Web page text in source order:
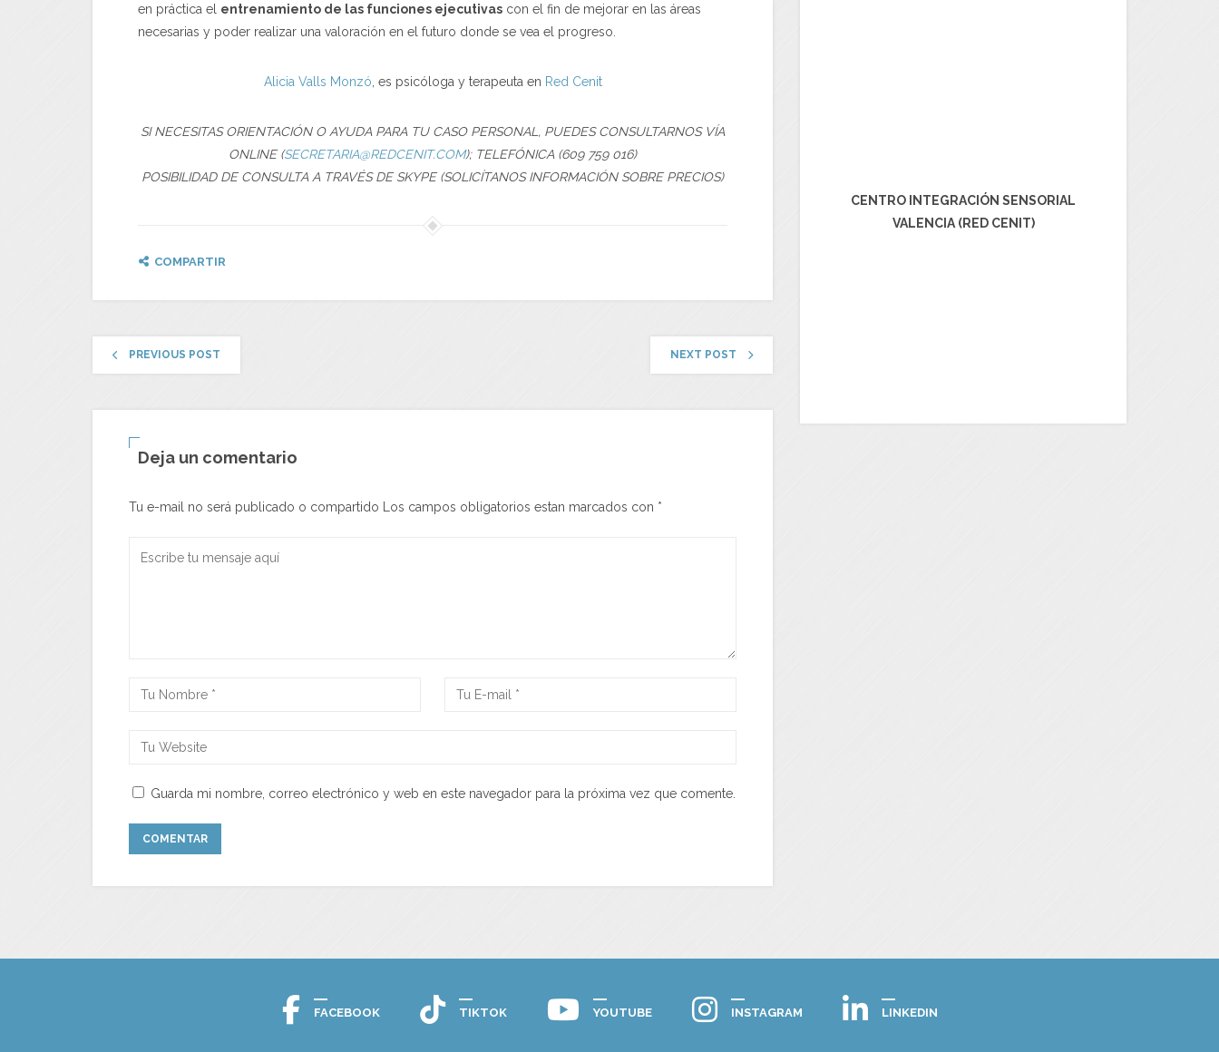
en práctica el entrenamiento de las funciones ejecutivas con el fin de mejorar en las áreas
necesarias y poder realizar una valoración en el futuro donde se vea el progreso.
Alicia Valls Monzó , es psicóloga y terapeuta en Red Cenit
SI NECESITAS ORIENTACIÓN O AYUDA PARA TU CASO PERSONAL, PUEDES CONSULTARNOS VÍA
ONLINE (SECRETARIA@REDCENIT.COM); TELEFÓNICA (609 759 016)
POSIBILIDAD DE CONSULTA A TRAVÉS DE SKYPE (SOLICÍTANOS INFORMACIÓN SOBRE PRECIOS)
COMPARTIR
PREVIOUS POST NEXT POST
Deja un comentario
Tu e-mail no será publicado o compartido Los campos obligatorios estan marcados con *
Guarda mi nombre, correo electrónico y web en este navegador para la próxima vez que comente.
CENTRO INTEGRACIÓN SENSORIAL
VALENCIA (RED CENIT)
FACEBOOK TIKTOK YOUTUBE INSTAGRAM LINKEDIN